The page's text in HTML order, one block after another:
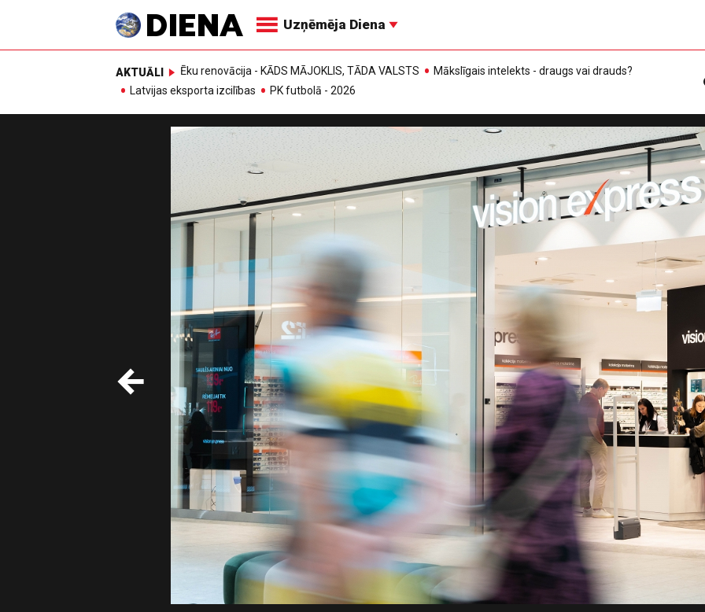
Uzņēmēja Diena
AKTUĀLI Ēku renovācija - KĀDS MĀJOKLIS, TĀDA VALSTS
Mākslīgais intelekts - draugs vai drauds?
Latvijas eksporta izcilības
PK futbolā - 2026